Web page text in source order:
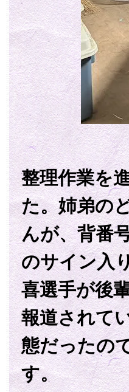
整理作業を
た。姉弟の
んが、背番
のサイン入
喜選手が後
報道されて
態だったの
す。